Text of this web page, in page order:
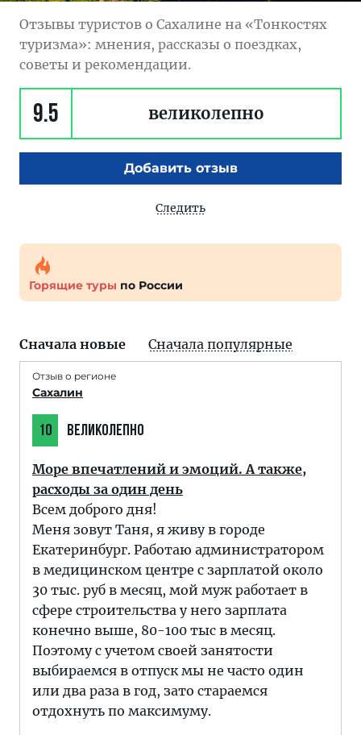
Отзывы туристов о Сахалине на «Тонкостях
туризма»: мнения, рассказы о поездках,
советы и рекомендации.
9.5 великолепно
Добавить отзыв
Следить
Горящие туры по России
Сначала новые Сначала популярные
Отзыв о регионе
Сахалин
10 ВЕЛИКОЛЕПНО
Море впечатлений и эмоций. А также,
расходы за один день
Всем доброго дня!
Меня зовут Таня, я живу в городе
Екатеринбург. Работаю администратором
в медицинском центре с зарплатой около
30 тыс. руб в месяц, мой муж работает в
сфере строительства у него зарплата
конечно выше, 80-100 тыс в месяц.
Поэтому с учетом своей занятости
выбираемся в отпуск мы не часто один
или два раза в год, зато стараемся
отдохнуть по максимуму.